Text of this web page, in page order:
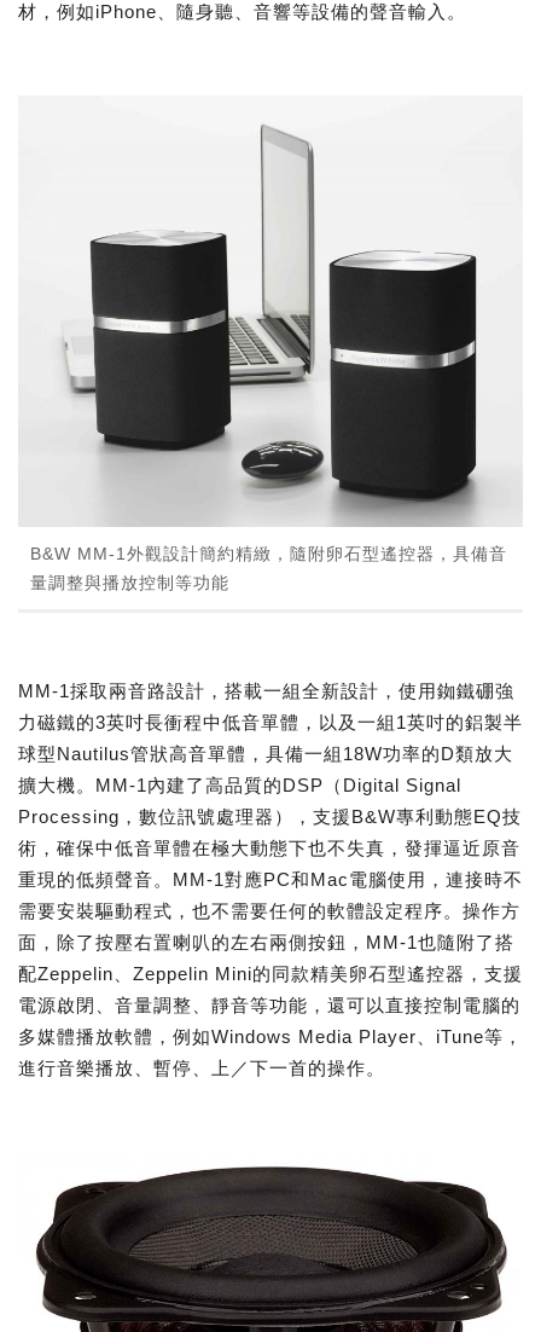
材，例如iPhone、隨身聽、音響等設備的聲音輸入。
B&W MM-1外觀設計簡約精緻，隨附卵石型遙控器，具備音
量調整與播放控制等功能
MM-1採取兩音路設計，搭載一組全新設計，使用銣鐵硼強
力磁鐵的3英吋長衝程中低音單體，以及一組1英吋的鋁製半
球型Nautilus管狀高音單體，具備一組18W功率的D類放大
擴大機。MM-1內建了高品質的DSP（Digital Signal
Processing，數位訊號處理器），支援B&W專利動態EQ技
術，確保中低音單體在極大動態下也不失真，發揮逼近原音
重現的低頻聲音。MM-1對應PC和Mac電腦使用，連接時不
需要安裝驅動程式，也不需要任何的軟體設定程序。操作方
面，除了按壓右置喇叭的左右兩側按鈕，MM-1也隨附了搭
配Zeppelin、Zeppelin Mini的同款精美卵石型遙控器，支援
電源啟閉、音量調整、靜音等功能，還可以直接控制電腦的
多媒體播放軟體，例如Windows Media Player、iTune等，
進行音樂播放、暫停、上／下一首的操作。